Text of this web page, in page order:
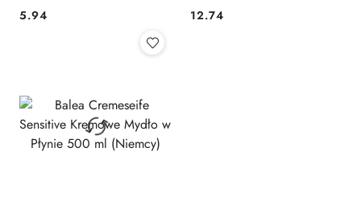
Cena:
5.94 Cena:
12.74